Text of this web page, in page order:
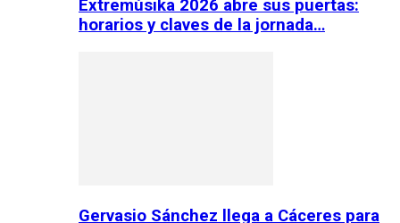
Extremúsika 2026 abre sus puertas:
horarios y claves de la jornada…
Gervasio Sánchez llega a Cáceres para